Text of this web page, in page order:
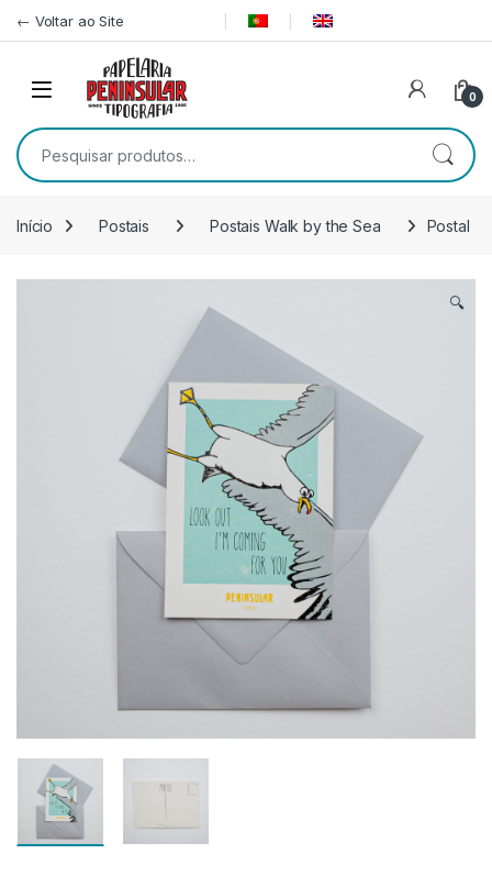
← Voltar ao Site
0
Pesquisar por:
Início Postais Postais Walk by the Sea Postal
🔍